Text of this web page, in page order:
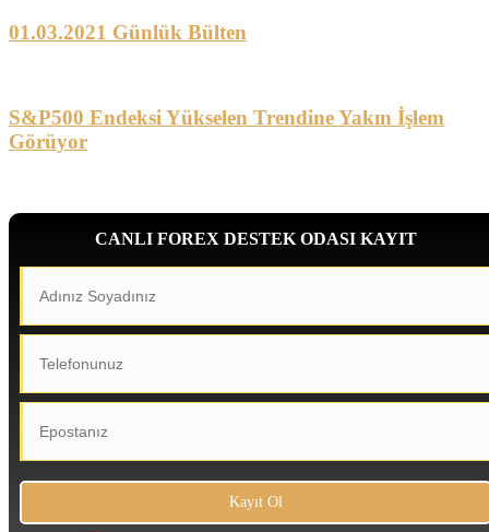
01.03.2021 Günlük Bülten
S&P500 Endeksi Yükselen Trendine Yakın İşlem
Görüyor
CANLI FOREX DESTEK ODASI KAYIT